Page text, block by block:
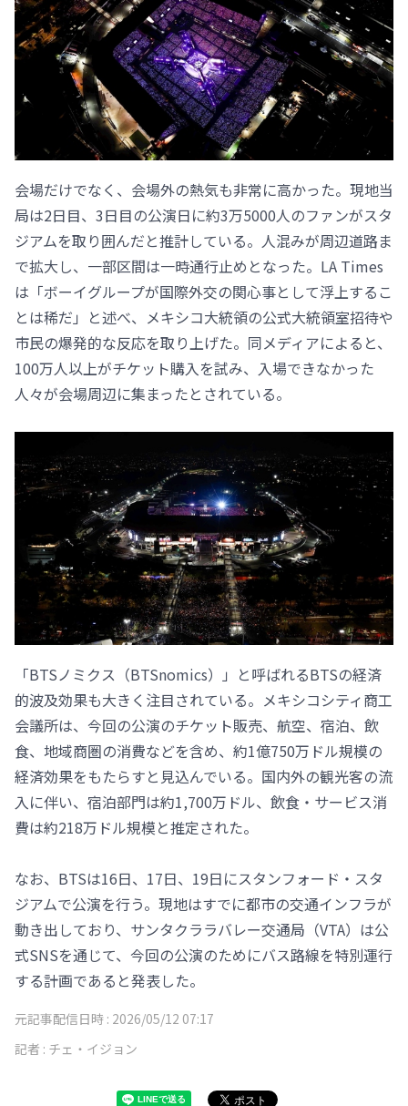
会場だけでなく、会場外の熱気も非常に高かった。現地当
局は2日目、3日目の公演日に約3万5000人のファンがスタ
ジアムを取り囲んだと推計している。人混みが周辺道路ま
で拡大し、一部区間は一時通行止めとなった。LA Times
は「ボーイグループが国際外交の関心事として浮上するこ
とは稀だ」と述べ、メキシコ大統領の公式大統領室招待や
市民の爆発的な反応を取り上げた。同メディアによると、
100万人以上がチケット購入を試み、入場できなかった
人々が会場周辺に集まったとされている。
「BTSノミクス（BTSnomics）」と呼ばれるBTSの経済
的波及効果も大きく注目されている。メキシコシティ商工
会議所は、今回の公演のチケット販売、航空、宿泊、飲
食、地域商圏の消費などを含め、約1億750万ドル規模の
経済効果をもたらすと見込んでいる。国内外の観光客の流
入に伴い、宿泊部門は約1,700万ドル、飲食・サービス消
費は約218万ドル規模と推定された。
なお、BTSは16日、17日、19日にスタンフォード・スタ
ジアムで公演を行う。現地はすでに都市の交通インフラが
動き出しており、サンタクララバレー交通局（VTA）は公
式SNSを通じて、今回の公演のためにバス路線を特別運行
する計画であると発表した。
元記事配信日時 : 2026/05/12 07:17
記者 : チェ・イジョン